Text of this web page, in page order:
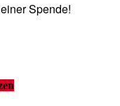
Spende!